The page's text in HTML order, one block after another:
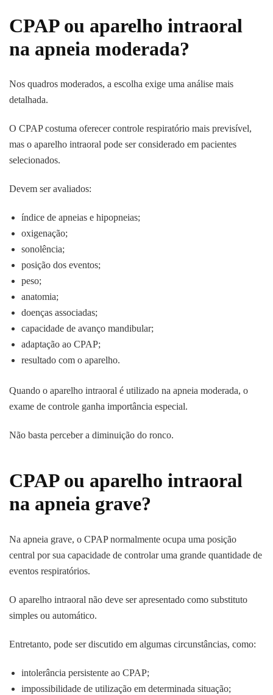
CPAP ou aparelho intraoral
na apneia moderada?
Nos quadros moderados, a escolha exige uma análise mais
detalhada.
O CPAP costuma oferecer controle respiratório mais previsível,
mas o aparelho intraoral pode ser considerado em pacientes
selecionados.
Devem ser avaliados:
índice de apneias e hipopneias;
oxigenação;
sonolência;
posição dos eventos;
peso;
anatomia;
doenças associadas;
capacidade de avanço mandibular;
adaptação ao CPAP;
resultado com o aparelho.
Quando o aparelho intraoral é utilizado na apneia moderada, o
exame de controle ganha importância especial.
Não basta perceber a diminuição do ronco.
CPAP ou aparelho intraoral
na apneia grave?
Na apneia grave, o CPAP normalmente ocupa uma posição
central por sua capacidade de controlar uma grande quantidade de
eventos respiratórios.
O aparelho intraoral não deve ser apresentado como substituto
simples ou automático.
Entretanto, pode ser discutido em algumas circunstâncias, como:
intolerância persistente ao CPAP;
impossibilidade de utilização em determinada situação;